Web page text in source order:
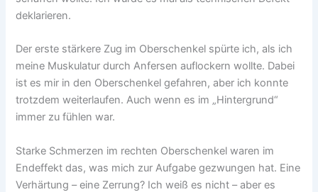
deklarieren.
Der erste stärkere Zug im Oberschenkel spürte ich, als ich
meine Muskulatur durch Anfersen auflockern wollte. Dabei
ist es mir in den Oberschenkel gefahren, aber ich konnte
trotzdem weiterlaufen. Auch wenn es im „Hintergrund“
immer zu fühlen war.
Starke Schmerzen im rechten Oberschenkel waren im
Endeffekt das, was mich zur Aufgabe gezwungen hat. Eine
Verhärtung – eine Zerrung? Ich weiß es nicht – aber es